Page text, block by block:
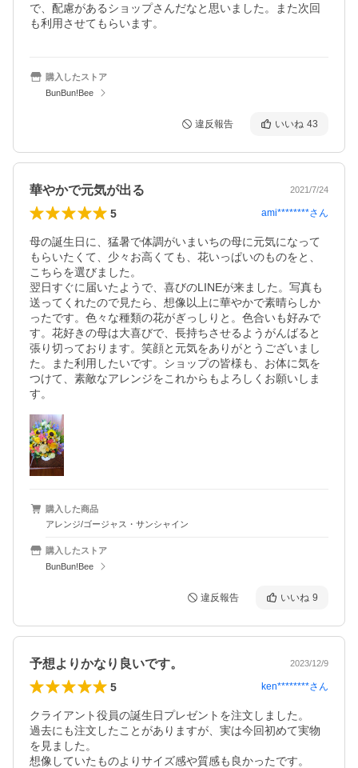
で、配慮があるショップさんだなと思いました。また次回
も利用させてもらいます。
購入したストア
BunBun!Bee
違反報告 いいね 43
華やかで元気が出る 2021/7/24
5 ami********さん
母の誕生日に、猛暑で体調がいまいちの母に元気になって
もらいたくて、少々お高くても、花いっぱいのものをと、
こちらを選びました。
翌日すぐに届いたようで、喜びのLINEが来ました。写真も
送ってくれたので見たら、想像以上に華やかで素晴らしか
ったです。色々な種類の花がぎっしりと。色合いも好みで
す。花好きの母は大喜びで、長持ちさせるようがんばると
張り切っております。笑顔と元気をありがとうございまし
た。また利用したいです。ショップの皆様も、お体に気を
つけて、素敵なアレンジをこれからもよろしくお願いしま
す。
購入した商品
アレンジ/ゴージャス・サンシャイン
購入したストア
BunBun!Bee
違反報告 いいね 9
予想よりかなり良いです。 2023/12/9
5 ken********さん
クライアント役員の誕生日プレゼントを注文しました。
過去にも注文したことがありますが、実は今回初めて実物
を見ました。
想像していたものよりサイズ感や質感も良かったです。